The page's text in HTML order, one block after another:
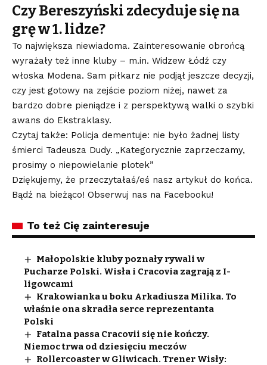
Czy Bereszyński zdecyduje się na
grę w 1. lidze?
To największa niewiadoma. Zainteresowanie obrońcą
wyrażały też inne kluby – m.in. Widzew Łódź czy
włoska Modena. Sam piłkarz nie podjął jeszcze decyzji,
czy jest gotowy na zejście poziom niżej, nawet za
bardzo dobre pieniądze i z perspektywą walki o szybki
awans do Ekstraklasy.
Czytaj także: Policja dementuje: nie było żadnej listy
śmierci Tadeusza Dudy. „Kategorycznie zaprzeczamy,
prosimy o niepowielanie plotek”
Dziękujemy, że przeczytałaś/eś nasz artykuł do końca.
Bądź na bieżąco! Obserwuj nas na Facebooku!
To też Cię zainteresuje
Małopolskie kluby poznały rywali w
Pucharze Polski. Wisła i Cracovia zagrają z I-
ligowcami
Krakowianka u boku Arkadiusza Milika. To
właśnie ona skradła serce reprezentanta
Polski
Fatalna passa Cracovii się nie kończy.
Niemoc trwa od dziesięciu meczów
Rollercoaster w Gliwicach. Trener Wisły: